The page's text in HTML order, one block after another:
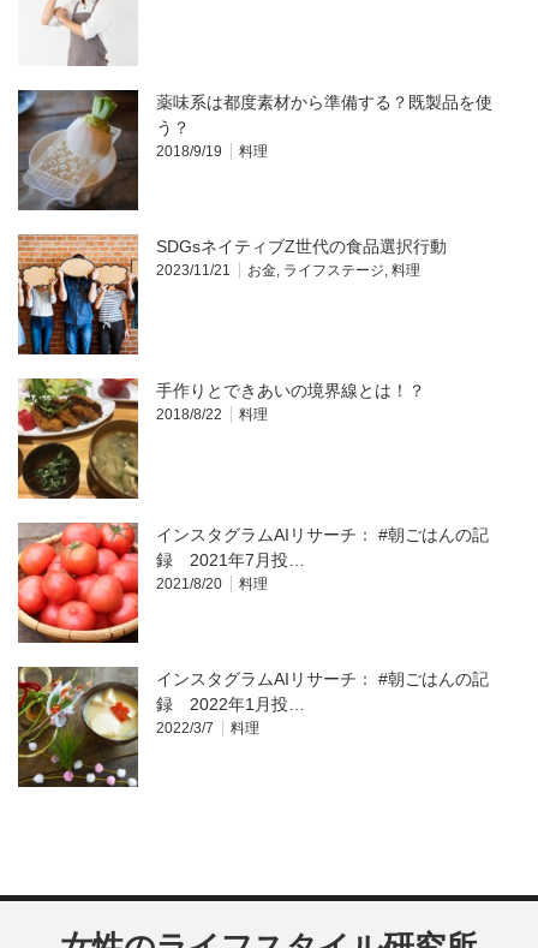
薬味系は都度素材から準備する？既製品を使
う？
2018/9/19 料理
SDGsネイティブZ世代の食品選択行動
2023/11/21 お金, ライフステージ, 料理
手作りとできあいの境界線とは！？
2018/8/22 料理
インスタグラムAIリサーチ： #朝ごはんの記
録 2021年7月投…
2021/8/20 料理
インスタグラムAIリサーチ： #朝ごはんの記
録 2022年1月投…
2022/3/7 料理